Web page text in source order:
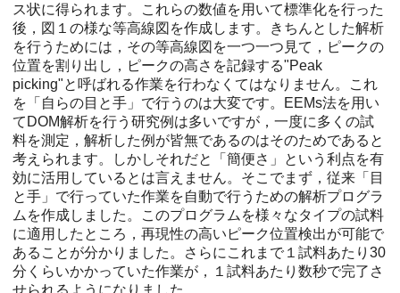
ス状に得られます。これらの数値を用いて標準化を行った
後，図１の様な等高線図を作成します。きちんとした解析
を行うためには，その等高線図を一つ一つ見て，ピークの
位置を割り出し，ピークの高さを記録する"Peak
picking"と呼ばれる作業を行わなくてはなりません。これ
を「自らの目と手」で行うのは大変です。EEMs法を用い
てDOM解析を行う研究例は多いですが，一度に多くの試
料を測定，解析した例が皆無であるのはそのためであると
考えられます。しかしそれだと「簡便さ」という利点を有
効に活用しているとは言えません。そこでまず，従来「目
と手」で行っていた作業を自動で行うための解析プログラ
ムを作成しました。このプログラムを様々なタイプの試料
に適用したところ，再現性の高いピーク位置検出が可能で
あることが分かりました。さらにこれまで１試料あたり30
分くらいかかっていた作業が，１試料あたり数秒で完了さ
せられるようになりました。